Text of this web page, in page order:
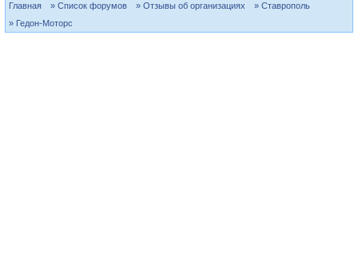
Главная » Список форумов » Отзывы об организациях
» Ставрополь
» Гедон-Моторс